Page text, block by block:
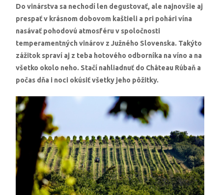
Do vinárstva sa nechodí len degustovať, ale najnovšie aj
prespať v krásnom dobovom kaštieli a pri pohári vína
nasávať pohodovú atmosféru v spoločnosti
temperamentných vinárov z Južného Slovenska. Takýto
zážitok spraví aj z teba hotového odborníka na víno a na
všetko okolo neho. Stačí nahliadnuť do Château Rúbaň a
počas dňa i noci okúsiť všetky jeho pôžitky.